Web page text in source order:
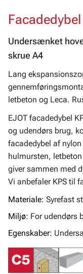
Undersænket
skrue A4
Lang
letbeton og Leca.
EJOT facadedybel
og udendørs brug,
facadedybel af
hulmursten,
giver sammen med
Vi anbefaler KPS til
Materiale: Syrefast
Miljø: For udendørs
Egenskaber: